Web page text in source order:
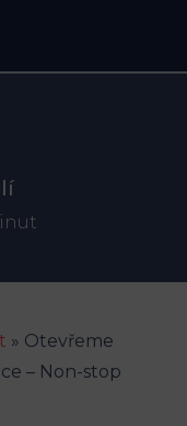
» Otevřeme
– Non-stop